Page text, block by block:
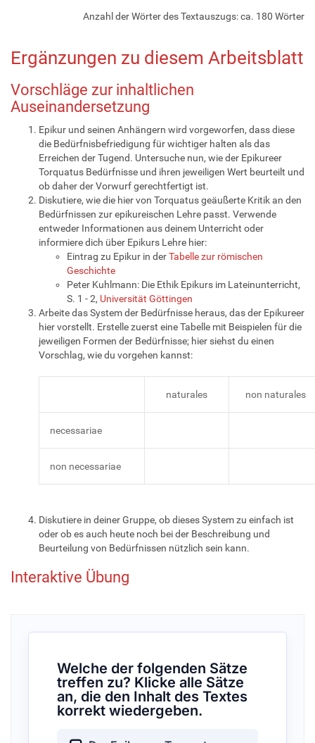
Anzahl der Wörter des Textauszugs: ca. 180 Wörter
Ergänzungen zu diesem Arbeitsblatt
Vorschläge zur inhaltlichen
Auseinandersetzung
Epikur und seinen Anhängern wird vorgeworfen, dass diese
die Bedürfnisbefriedigung für wichtiger halten als das
Erreichen der Tugend. Untersuche nun, wie der Epikureer
Torquatus Bedürfnisse und ihren jeweiligen Wert beurteilt und
ob daher der Vorwurf gerechtfertigt ist.
Diskutiere, wie die hier von Torquatus geäußerte Kritik an den
Bedürfnissen zur epikureischen Lehre passt. Verwende
entweder Informationen aus deinem Unterricht oder
informiere dich über Epikurs Lehre hier:
Eintrag zu Epikur in derTabelle zur römischen
Geschichte
Peter Kuhlmann: Die Ethik Epikurs im Lateinunterricht,
S. 1 - 2, Universität Göttingen
Arbeite das System der Bedürfnisse heraus, das der Epikureer
hier vorstellt. Erstelle zuerst eine Tabelle mit Beispielen für die
jeweiligen Formen der Bedürfnisse; hier siehst du einen
Vorschlag, wie du vorgehen kannst:
naturales non naturales
necessariae
non necessariae
Diskutiere in deiner Gruppe, ob dieses System zu einfach ist
oder ob es auch heute noch bei der Beschreibung und
Beurteilung von Bedürfnissen nützlich sein kann.
Interaktive Übung